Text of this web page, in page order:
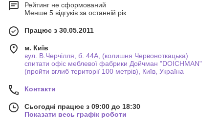
Рейтинг не сформований
Менше 5 відгуків за останній рік
Працює з 30.05.2011
м. Київ
вул. В.Черчілля, б. 44А, (колишня Червоноткацька)
спитати офіс меблевої фабрики Дойчман "DOICHMAN"
(пройти вглиб території 100 метрів), Київ, Україна
Контакти
Сьогодні працює з 09:00 до 18:30
Показати весь графік роботи